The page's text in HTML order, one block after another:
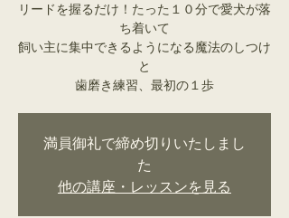
リードを握るだけ！たった１０分で愛犬が落
ち着いて
飼い主に集中できるようになる魔法のしつけ
と
歯磨き練習、最初の１歩
満員御礼で締め切りいたしまし
た
他の講座・レッスンを見る